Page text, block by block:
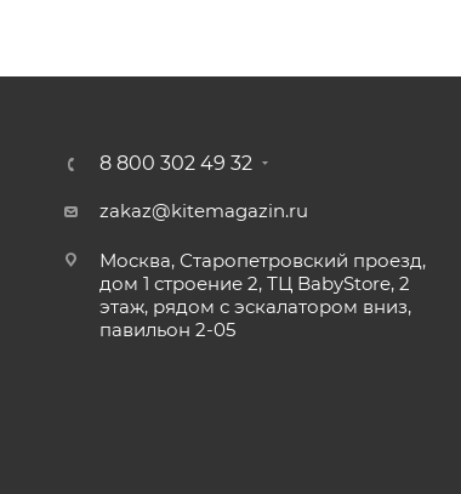
8 800 302 49 32
zakaz@kitemagazin.ru
Москва, Старопетровский проезд,
дом 1 строение 2, ТЦ BabyStore, 2
этаж, рядом с эскалатором вниз,
павильон 2-05